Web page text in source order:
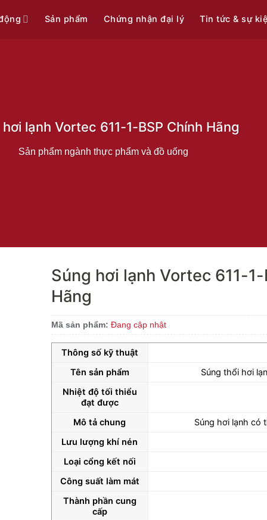
Sản phẩm Chứng nhận đại lý Tin tức & sự
lạnh Vortec 611-1-BSP Chính Hãng
Sản phẩm ngành thực phẩm và đồ uống
Súng hơi lạnh Vortec 611-1-
Hãng
Mã sản phẩm: Đang cập nhật
Thông số kỹ thuật
Tên sản phẩm
Súng thổi hơi
Nhiệt độ tối thiểu
đạt được
Mô tả chung
Súng hơi lạnh có
Lưu lượng khí nén
Loại cổng kết nối
Công suất làm mát
Thành phần cung
cấp